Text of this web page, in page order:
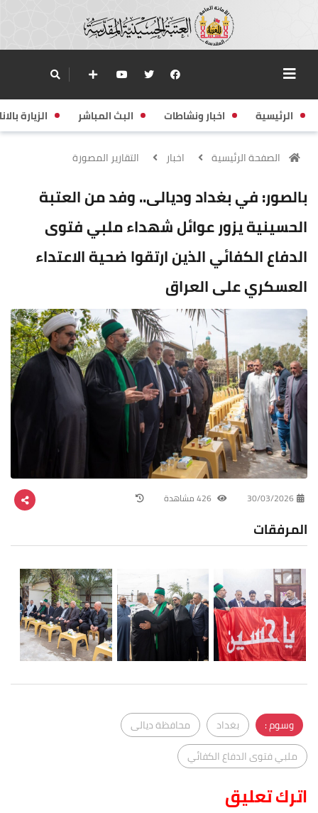
الرئيسية اخبار ونشاطات البث المباشر الزيارة
الصفحة الرئيسية اخبار التقارير المصورة
بالصور: في بغداد وديالى.. وفد من العتبة
الحسينية يزور عوائل شهداء ملبي فتوى
الدفاع الكفائي الذين ارتقوا ضحية الاعتداء
العسكري على العراق
30/03/2026
المرفقات
وسوم : بغداد
محافظة ديالى
ملبي فتوى الدفاع الكفائي
اترك تعليق